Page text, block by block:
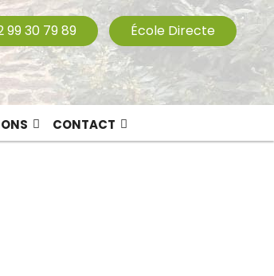
99 30 79 89 École Directe
CONTACT